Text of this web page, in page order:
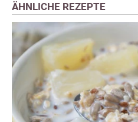
ÄHNLICHE REZEPTE